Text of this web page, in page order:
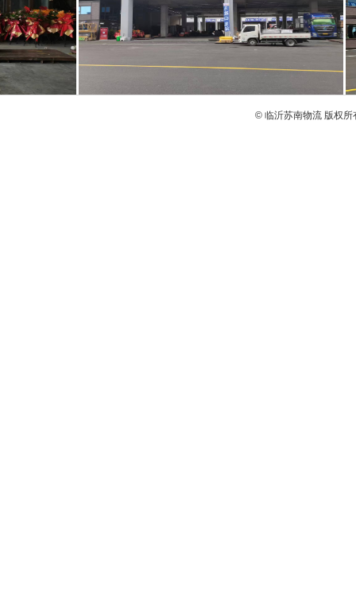
业、合作、共赢”的企业
度，珍视与客户的每一
不懈的努力，为客户选
低廉的物流成本提供最
商贾及上级主管部门的支
© 临沂苏南物流 版权所